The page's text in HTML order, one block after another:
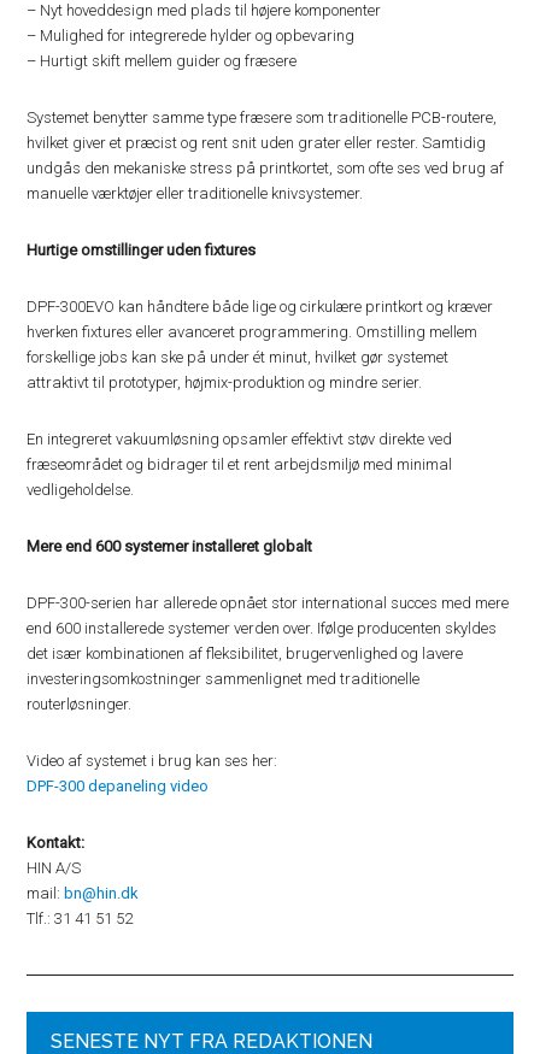
– Nyt hoveddesign med plads til højere komponenter
– Mulighed for integrerede hylder og opbevaring
– Hurtigt skift mellem guider og fræsere
Systemet benytter samme type fræsere som traditionelle PCB-routere,
hvilket giver et præcist og rent snit uden grater eller rester. Samtidig
undgås den mekaniske stress på printkortet, som ofte ses ved brug af
manuelle værktøjer eller traditionelle knivsystemer.
Hurtige omstillinger uden fixtures
DPF-300EVO kan håndtere både lige og cirkulære printkort og kræver
hverken fixtures eller avanceret programmering. Omstilling mellem
forskellige jobs kan ske på under ét minut, hvilket gør systemet
attraktivt til prototyper, højmix-produktion og mindre serier.
En integreret vakuumløsning opsamler effektivt støv direkte ved
fræseområdet og bidrager til et rent arbejdsmiljø med minimal
vedligeholdelse.
Mere end 600 systemer installeret globalt
DPF-300-serien har allerede opnået stor international succes med mere
end 600 installerede systemer verden over. Ifølge producenten skyldes
det især kombinationen af fleksibilitet, brugervenlighed og lavere
investeringsomkostninger sammenlignet med traditionelle
routerløsninger.
Video af systemet i brug kan ses her:
DPF-300 depaneling video
Kontakt:
HIN A/S
mail: bn@hin.dk
Tlf.: 31 41 51 52
SENESTE NYT FRA REDAKTIONEN